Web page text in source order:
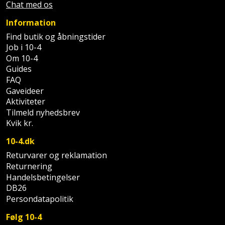
WinWin
plader
Savbuk
Savklinge
Skraber
Skruestik
Skruetrækker
Skruetvinge
Slibeartikler
Smøring
og
rustopløser
Kompressor
Lader
Ligesliber
Limpistol
Linjelaser
Loddekolbe
Luftværktøj
Måleinstrumenter
Lommelygte
Merchandise
Mobiltilbehør
Pavillon
Personlig
Plantekasser
Postkasse
Postkassestander
Chat med os
Information
Find butik og åbningstider
Job i 10-4
Om 10-4
Guides
FAQ
Gaveideer
Aktiviteter
Tilmeld nyhedsbrev
Kvik kr.
10-4.dk
Returvarer og reklamation
Returnering
Handelsbetingelser
DB26
Persondatapolitik
Følg 10-4